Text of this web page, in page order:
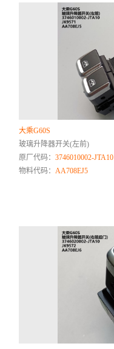
大乘G60S
玻璃升降器开关(左前)
原厂代码：3746010002-JTA10
物料代码：AA708EJ5